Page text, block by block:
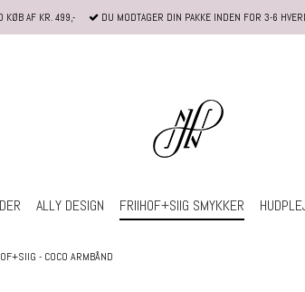
KØB AF KR. 499,- DU MODTAGER DIN PAKKE INDEN FOR 3-6
ALLY DESIGN FRIIHOF+SIIG SMYKKER
- COCO ARMBÅND